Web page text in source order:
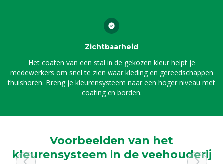
Zichtbaarheid
Het coaten van een stal in de gekozen kleur helpt je
medewerkers om snel te zien waar kleding en gereedschappen
thuishoren. Breng je kleurensysteem naar een hoger niveau met
coating en borden.
Voorbeelden van het
kleurensysteem in de veehouderij